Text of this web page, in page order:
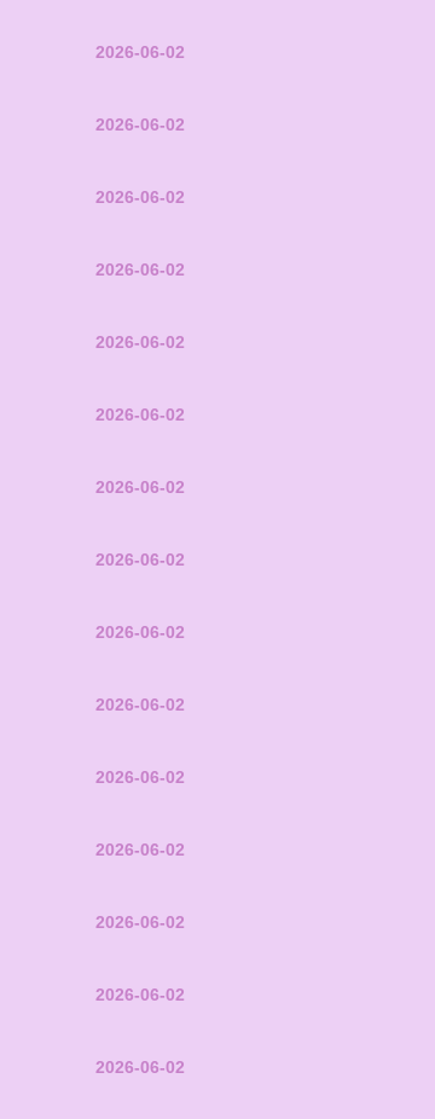
2026-06-02
2026-06-02
2026-06-02
2026-06-02
2026-06-02
2026-06-02
2026-06-02
2026-06-02
2026-06-02
2026-06-02
2026-06-02
2026-06-02
2026-06-02
2026-06-02
2026-06-02